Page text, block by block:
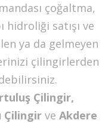
çoğaltma,
hidroliği satışı ve
ya da gelmeyen
çilingirlerden
Çilingir,
Çilingir ve Akdere